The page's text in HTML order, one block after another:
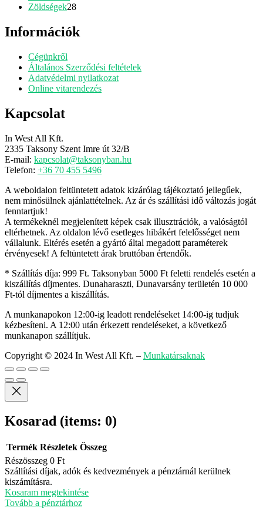
Zöldségek2828
Információk
Cégünkről
Általános Szerződési feltételek
Adatvédelmi nyilatkozat
Online vitarendezés
Kapcsolat
In West All Kft.
2335 Taksony Szent Imre út 32/B
E-mail: kapcsolat@taksonyban.hu
Telefon: +36 70 455 5496
A weboldalon feltüntetett adatok kizárólag tájékoztató jellegűek,
nem minősülnek ajánlattételnek. Az ár és szállítási idő változás jogát
fenntartjuk!
A termékeknél megjelenített képek csak illusztrációk, a valóságtól
eltérhetnek. Az oldalon lévő esetleges hibákért felelősséget nem
vállalunk. Eltérés esetén a gyártó által megadott paraméterek
érvényesek! A feltüntetett árak bruttóban értendők.
* Szállítás díja: 999 Ft. Taksonyban 5000 Ft feletti rendelés esetén a
kiszállítás díjmentes. Dunaharaszti, Dunavarsány területén 10 000
Ft-tól díjmentes a kiszállítás.
A munkanapokon 12:00-ig leadott rendeléseket 14:00-ig tudjuk
kézbesíteni. A 12:00 után érkezett rendeléseket, a következő
munkanapon szállítjuk.
Copyright © 2024 In West All Kft. – Munkatársaknak
Kosarad (items: 0)
Termékek
a
kosárban
Termék Részletek Összeg
Részösszeg 0 Ft
Szállítási díjak, adók és kedvezmények a pénztárnál kerülnek
kiszámításra.
Kosaram megtekintése
Tovább a pénztárhoz